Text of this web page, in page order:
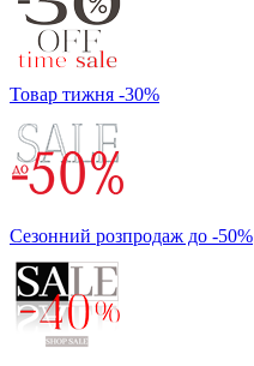
Товар тижня -30%
Сезонний розпродаж до -50%